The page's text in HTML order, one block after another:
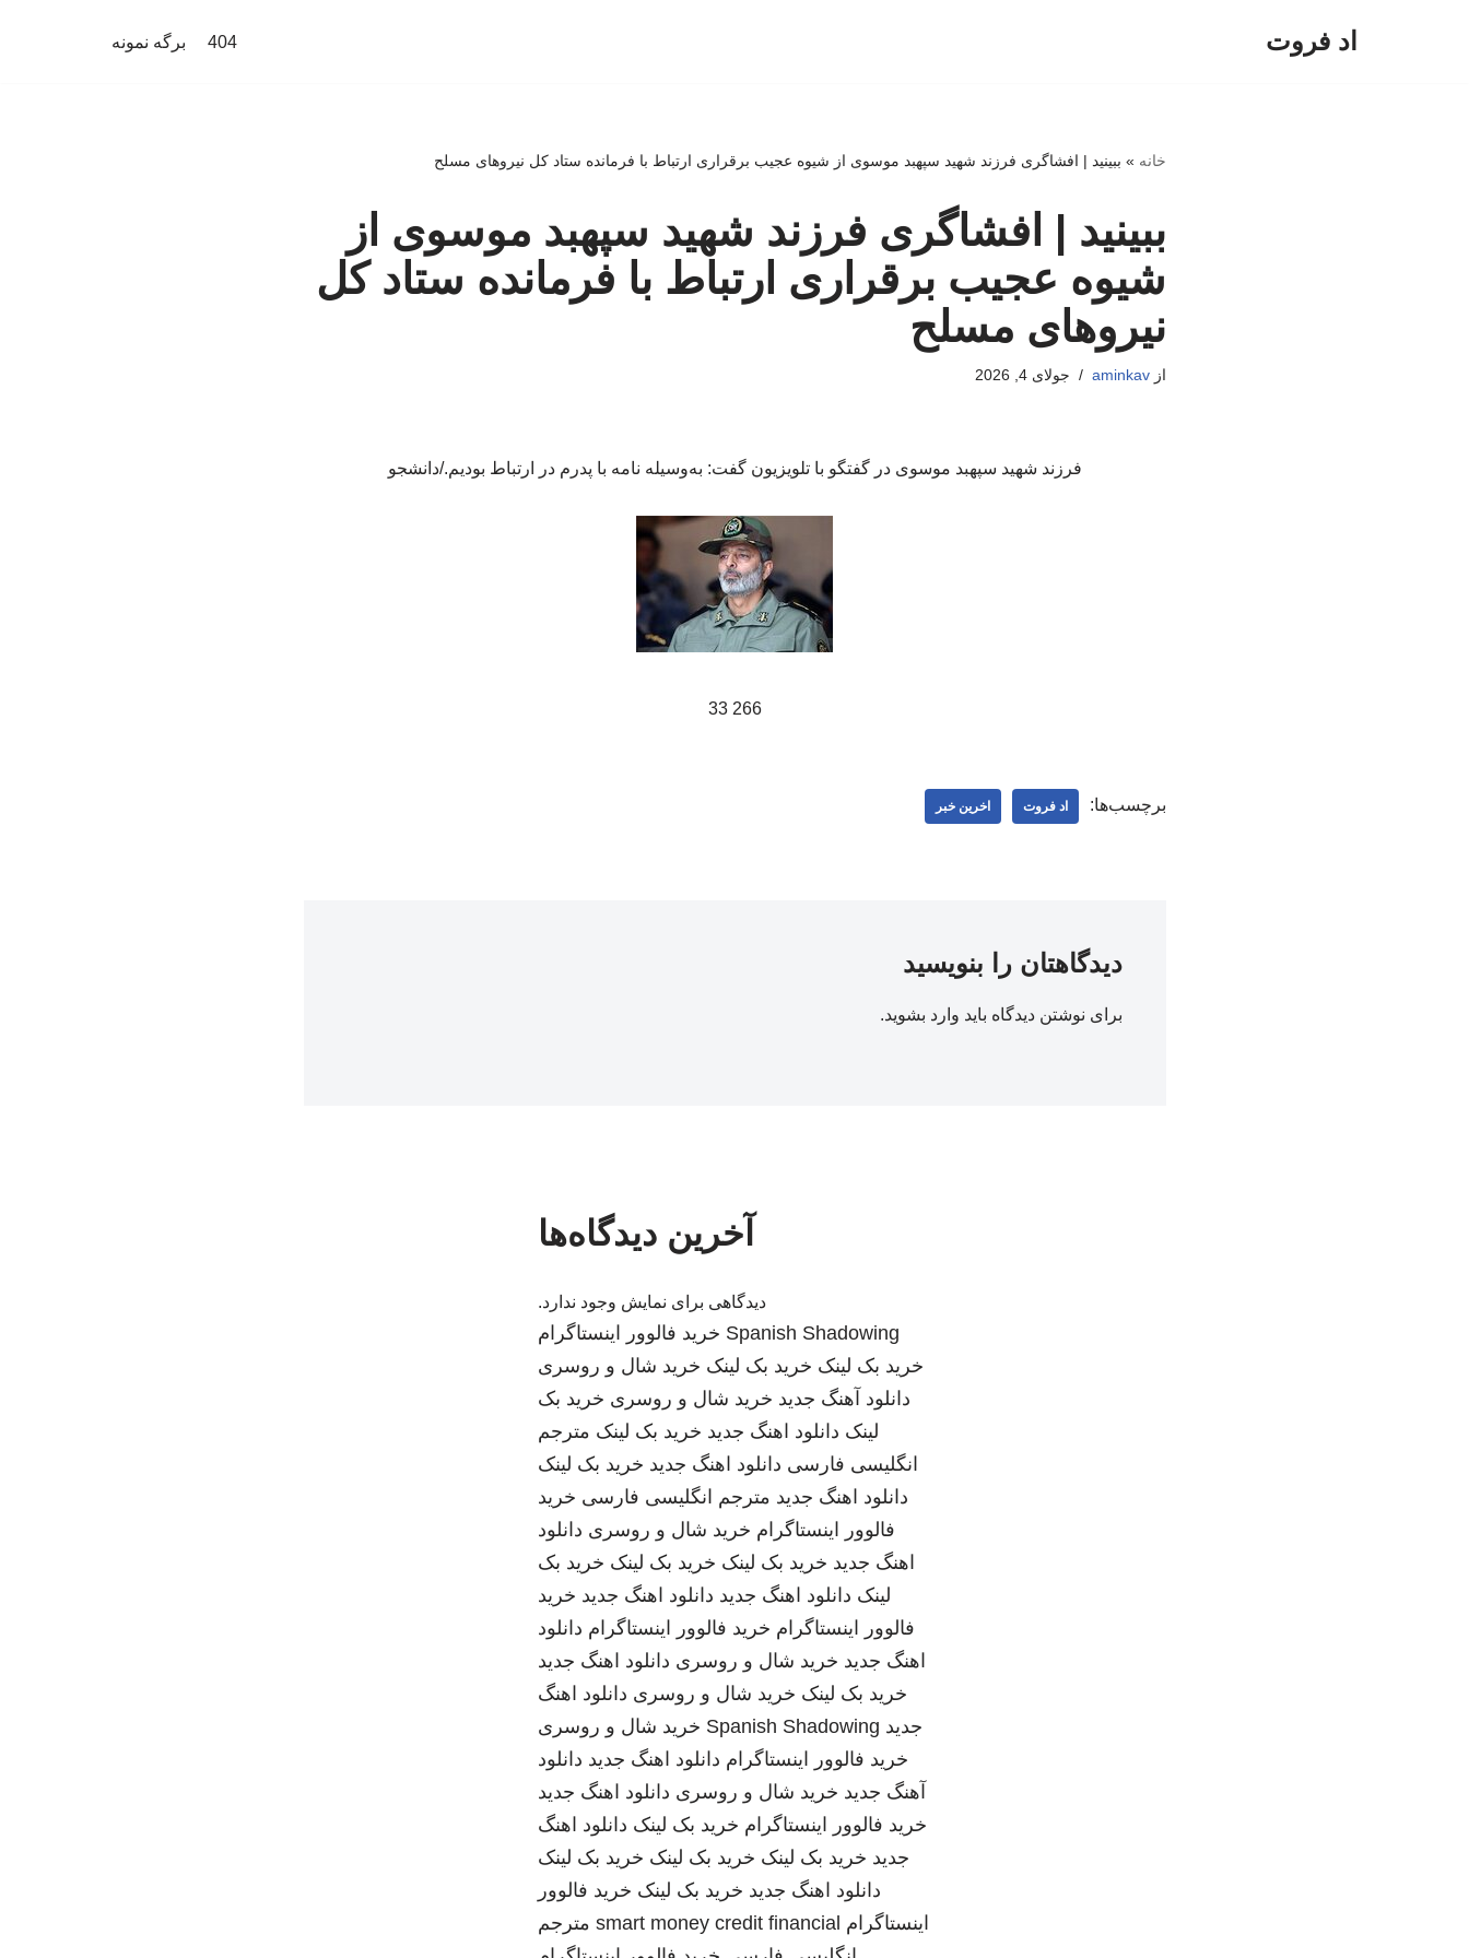
اد فروت 404 برگه نمونه
خانه » ببینید | افشاگری فرزند شهید سپهبد موسوی از شیوه عجیب برقراری ارتباط با فرمانده ستاد کل نیروهای مسلح
ببینید | افشاگری فرزند شهید سپهبد موسوی از
شیوه عجیب برقراری ارتباط با فرمانده ستاد کل
نیروهای مسلح
ازaminkav جولای 4, 2026
فرزند شهید سپهبد موسوی در گفتگو با تلویزیون گفت: به‌وسیله نامه با پدرم در ارتباط بودیم./دانشجو
266 33
برچسب‌ها: اد فروت اخرین خبر
دیدگاهتان را بنویسید
برای نوشتن دیدگاه باید وارد بشوید.
آخرین دیدگاه‌ها
دیدگاهی برای نمایش وجود ندارد.
Spanish Shadowing خرید فالوور اینستاگرام
خرید بک لینک خرید بک لینک خرید شال و روسری
دانلود آهنگ جدید خرید شال و روسری خرید بک
لینک دانلود اهنگ جدید خرید بک لینک مترجم
انگلیسی فارسی دانلود اهنگ جدید خرید بک لینک
دانلود اهنگ جدید مترجم انگلیسی فارسی خرید
فالوور اینستاگرام خرید شال و روسری دانلود
اهنگ جدید خرید بک لینک خرید بک لینک خرید بک
لینک دانلود اهنگ جدید دانلود اهنگ جدید خرید
فالوور اینستاگرام خرید فالوور اینستاگرام دانلود
اهنگ جدید خرید شال و روسری دانلود اهنگ جدید
خرید بک لینک خرید شال و روسری دانلود اهنگ
جدید Spanish Shadowing خرید شال و روسری
خرید فالوور اینستاگرام دانلود اهنگ جدید دانلود
آهنگ جدید خرید شال و روسری دانلود اهنگ جدید
خرید فالوور اینستاگرام خرید بک لینک دانلود اهنگ
جدید خرید بک لینک خرید بک لینک خرید بک لینک
دانلود اهنگ جدید خرید بک لینک خرید فالوور
اینستاگرام smart money credit financial مترجم